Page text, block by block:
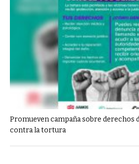
Promueven campaña sobre derechos
contra la tortura